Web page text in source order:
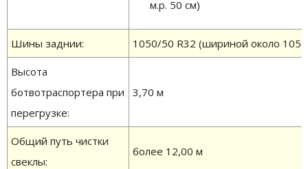
м.р. 50 см)
Шины заднии: 1050/50 R32 (шириной около 105
Высота
ботвотраспортера при
перегрузке:
3,70 м
Общий путь чистки
свеклы:
более 12,00 м